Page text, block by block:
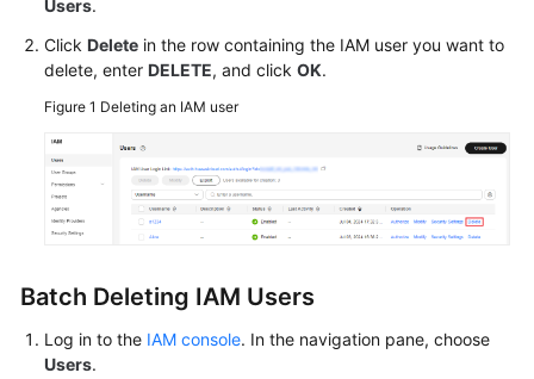
Videos
Documents
General
Reference
Shared
Responsibilities
Users.
Click Delete in the row containing the IAM user you want to
delete, enter DELETE, and click OK.
Figure 1 Deleting an IAM user
Batch Deleting IAM Users
Log in to the IAM console. In the navigation pane, choose
Users.